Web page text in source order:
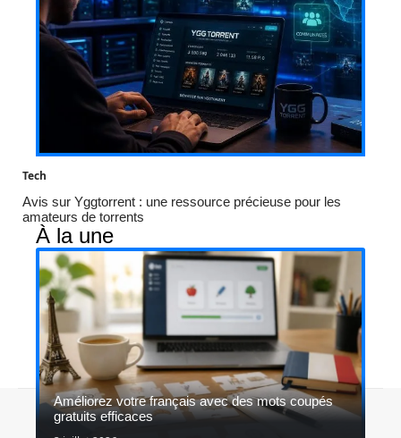
Tech
Avis sur Yggtorrent : une ressource précieuse pour les
amateurs de torrents
À la une
Améliorez votre français avec des mots coupés
gratuits efficaces
Contact Mentions légales Sitemap